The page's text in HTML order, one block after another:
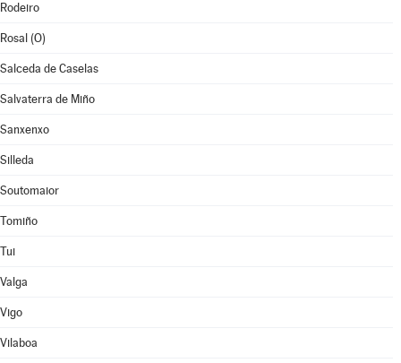
Rodeiro
Rosal (O)
Salceda de Caselas
Salvaterra de Miño
Sanxenxo
Silleda
Soutomaior
Tomiño
Tui
Valga
Vigo
Vilaboa